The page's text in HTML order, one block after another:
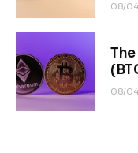
08/
08/